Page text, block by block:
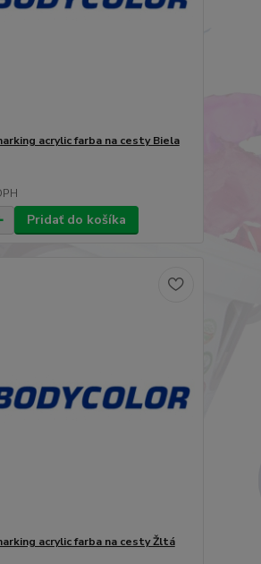
acrylic farba na cesty Biela
Pridať do košíka
acrylic farba na cesty Žltá